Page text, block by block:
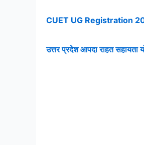
CUET UG Registration
उत्तर प्रदेश आपदा राहत